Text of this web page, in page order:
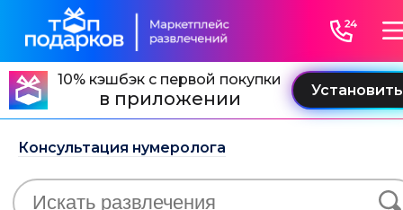
10% кэшбэк с первой покупки
в приложении
Консультация нумеролога